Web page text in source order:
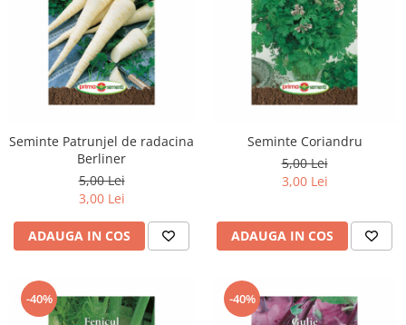
Seminte Patrunjel de radacina
Berliner
5,00 Lei
3,00 Lei
ADAUGA IN COS
Seminte Coriandru
5,00 Lei
3,00 Lei
ADAUGA IN COS
-40% -40%